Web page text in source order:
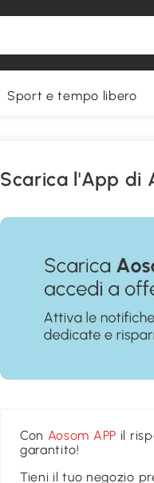
Sport e tempo libero
Scarica l'App di
Con Aosom APP il
garantito!
Tieni il tuo negozio